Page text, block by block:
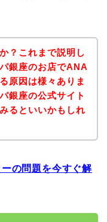
？これまで説明し
銀座のお店でANA
原因は様々ありま
銀座の公式サイト
るといいかもしれ
の問題を今すぐ解